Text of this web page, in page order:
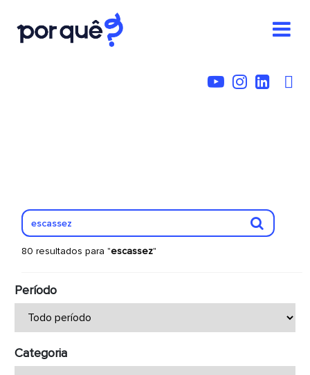
80 resultados para "escassez"
Período
Categoria